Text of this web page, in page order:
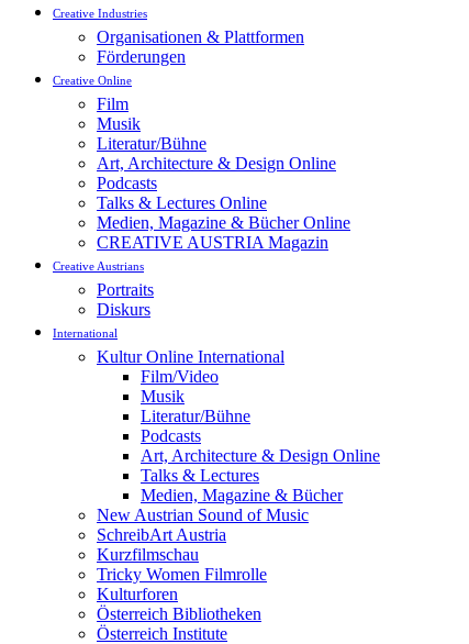
Creative Industries
Organisationen & Plattformen
Förderungen
Creative Online
Film
Musik
Literatur/Bühne
Art, Architecture & Design Online
Podcasts
Talks & Lectures Online
Medien, Magazine & Bücher Online
CREATIVE AUSTRIA Magazin
Creative Austrians
Portraits
Diskurs
International
Kultur Online International
Film/Video
Musik
Literatur/Bühne
Podcasts
Art, Architecture & Design Online
Talks & Lectures
Medien, Magazine & Bücher
New Austrian Sound of Music
SchreibArt Austria
Kurzfilmschau
Tricky Women Filmrolle
Kulturforen
Österreich Bibliotheken
Österreich Institute